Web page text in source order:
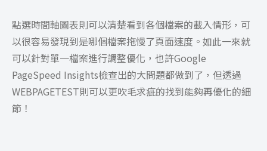
點選時間軸圖表則可以清楚看到各個檔案的載入情形，可
以很容易發現到是哪個檔案拖慢了頁面速度。如此一來就
可以針對單一檔案進行調整優化，也許Google
PageSpeed Insights檢查出的大問題都做到了，但透過
WEBPAGETEST則可以更吹毛求疵的找到能夠再優化的細
節！